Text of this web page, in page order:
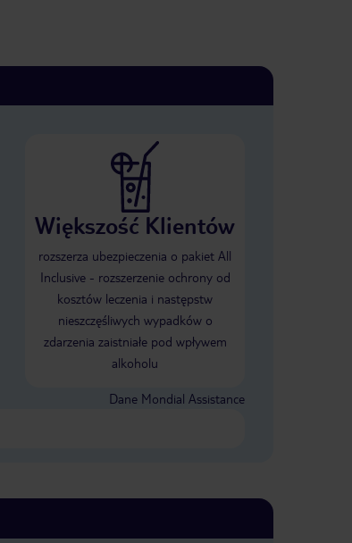
Większość Klientów
rozszerza ubezpieczenia o pakiet All
Inclusive - rozszerzenie ochrony od
kosztów leczenia i następstw
nieszczęśliwych wypadków o
zdarzenia zaistniałe pod wpływem
alkoholu
Dane Mondial Assistance